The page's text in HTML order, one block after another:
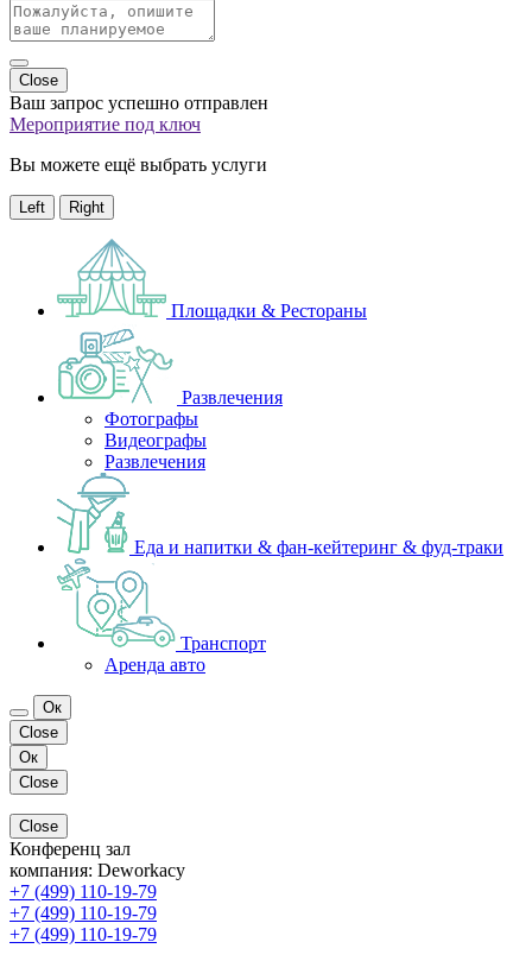
Close
Ваш запрос успешно отправлен
Мероприятие под ключ
Вы можете ещё выбрать услуги
Left Right
Площадки & Рестораны
Развлечения
Фотографы
Видеографы
Развлечения
Еда и напитки & фан-кейтеринг & фуд-траки
Транспорт
Аренда авто
Ок
Close
Ок
Close
Close
Конференц зал
компания: Deworkacy
+7 (499) 110-19-79
+7 (499) 110-19-79
+7 (499) 110-19-79